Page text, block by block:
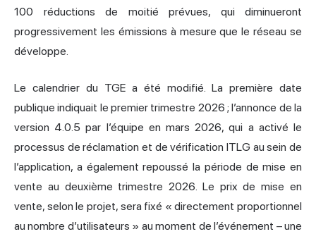
100 réductions de moitié prévues, qui diminueront
progressivement les émissions à mesure que le réseau se
développe.
Le calendrier du TGE a été modifié. La première date
publique indiquait le premier trimestre 2026 ; l’annonce de la
version 4.0.5 par l’équipe en mars 2026, qui a activé le
processus de réclamation et de vérification ITLG au sein de
l’application, a également repoussé la période de mise en
vente au deuxième trimestre 2026. Le prix de mise en
vente, selon le projet, sera fixé « directement proportionnel
au nombre d’utilisateurs » au moment de l’événement – une